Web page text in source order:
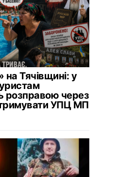
на Тячівщині: у
розправою через
УПЦ МП